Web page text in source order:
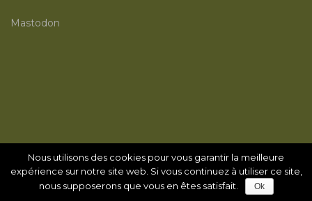
Mastodon
Copyright ©2026L Asso écocitoyenne avec vous |Site
neutre en CO2 créé avec
Nous utilisons des cookies pour vous garantir la meilleure
expérience sur notre site web. Si vous continuez à utiliser ce site,
nous supposerons que vous en êtes satisfait.
Ok